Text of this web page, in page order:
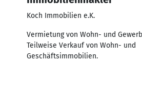
Koch Immobilien e.K.
Vermietung von Wohn- und
Teilweise Verkauf von Wohn- und
Geschäftsimmobilien.